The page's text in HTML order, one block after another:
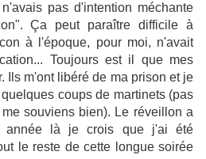
pas d'intention méchante
Ça peut paraître difficile à
à l'époque, pour moi, n'avait
Toujours est il que mes
Ils m'ont libéré de ma prison et je
coups de martinets (pas
souviens bien). Le réveillon a
année là je crois que j'ai été
le reste de cette longue soirée